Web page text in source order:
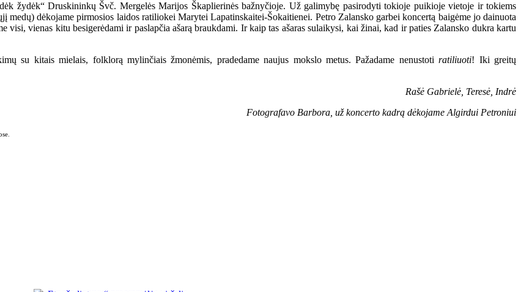
žydėk“ Druskininkų Švč. Mergelės Marijos Škaplierinės bažnyčioje. Už galimybę pasirodyti tokioje puikioje vietoje ir tokiems
medų) dėkojame pirmosios laidos ratiliokei Marytei Lapatinskaitei-Šokaitienei. Petro Zalansko garbei koncertą baigėme jo dainuota
vienas kitu besigerėdami ir paslapčia ašarą braukdami. Ir kaip tas ašaras sulaikysi, kai žinai, kad ir paties Zalansko dukra kartu
su kitais mielais, folklorą mylinčiais žmonėmis, pradedame naujus mokslo metus. Pažadame nenustotiratiliuoti! Iki greitų
Rašė Gabrielė, Teresė, Indrė
Fotografavo Barbora, už koncerto kadrą dėkojame Algirdui Petroniui